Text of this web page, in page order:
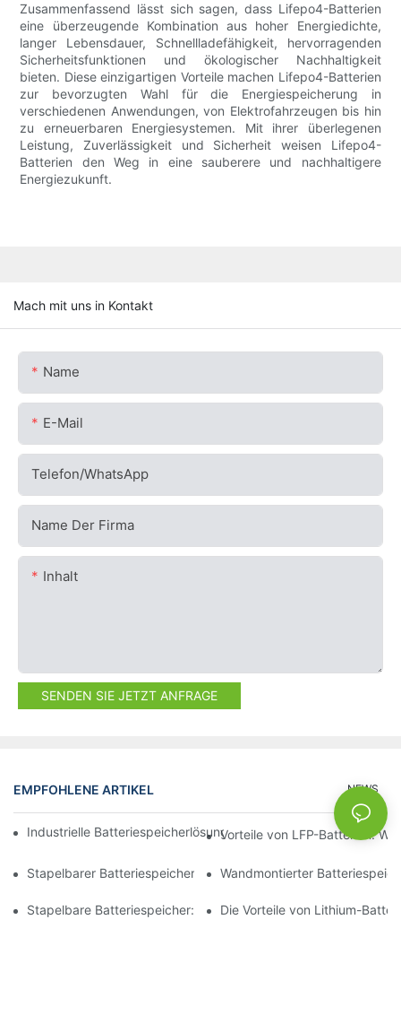
Zusammenfassend lässt sich sagen, dass Lifepo4-Batterien
eine überzeugende Kombination aus hoher Energiedichte,
langer Lebensdauer, Schnellladefähigkeit, hervorragenden
Sicherheitsfunktionen und ökologischer Nachhaltigkeit
bieten. Diese einzigartigen Vorteile machen Lifepo4-Batterien
zur bevorzugten Wahl für die Energiespeicherung in
verschiedenen Anwendungen, von Elektrofahrzeugen bis hin
zu erneuerbaren Energiesystemen. Mit ihrer überlegenen
Leistung, Zuverlässigkeit und Sicherheit weisen Lifepo4-
Batterien den Weg in eine sauberere und nachhaltigere
Energiezukunft.
Mach mit uns in Kontakt
Name
E-Mail
Telefon/WhatsApp
Name Der Firma
Inhalt
SENDEN SIE JETZT ANFRAGE
EMPFOHLENE ARTIKEL NEWS
Industrielle Batteriespeicherlösungen für dasVorteile von LFP-Batterien:
Stapelbarer Batteriespeicher: Der Schlüssel zu modularen
Wandmontierter
Stapelbare Batteriespeicher: Effiziente Raumnutzung in
Die Vorteile von Lithium-